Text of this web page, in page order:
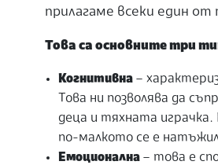
прилагаме всеки един от
Това са основните три
Когнитивна –
Това ни позволява да
деца и тяхната
по-малкото се е
Емоционална – това е